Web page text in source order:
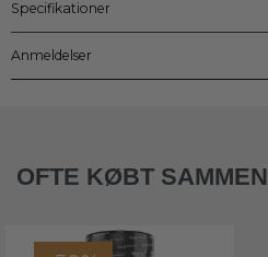
Specifikationer
Anmeldelser
OFTE KØBT SAMMEN